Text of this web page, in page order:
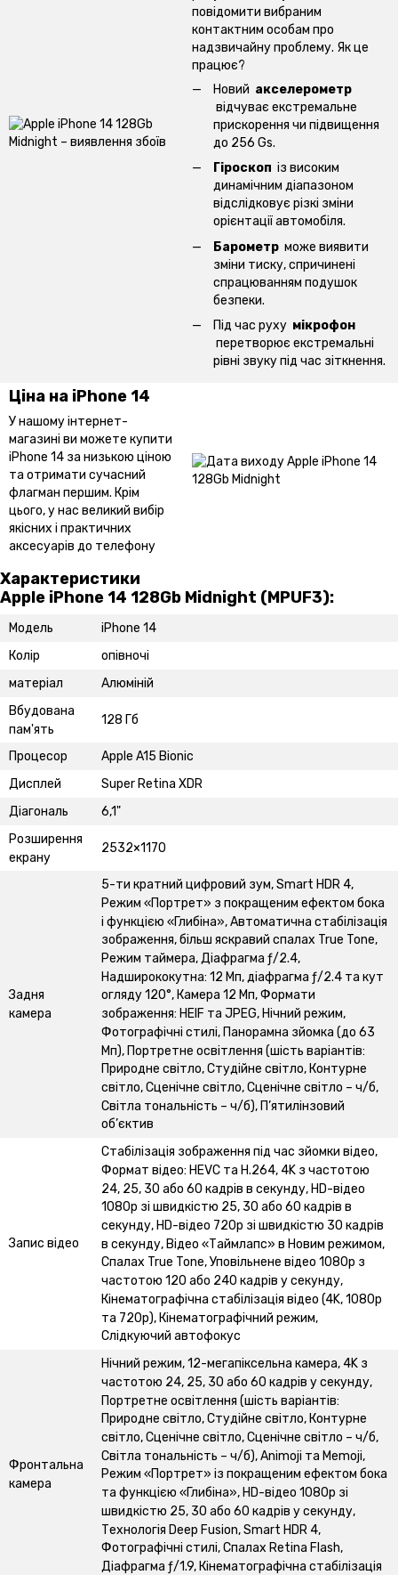
повідомити вибраним
контактним особам про
надзвичайну проблему. Як це
працює?
Новий акселерометр
відчуває екстремальне
прискорення чи підвищення
до 256 Gs.
Гіроскоп із високим
динамічним діапазоном
відслідковує різкі зміни
орієнтації автомобіля.
Барометр може виявити
зміни тиску, спричинені
спрацюванням подушок
безпеки.
Під час руху мікрофон
перетворює екстремальні
рівні звуку під час зіткнення.
Ціна на iPhone 14
У нашому інтернет-
магазині ви можете купити
iPhone 14 за низькою ціною
та отримати сучасний
флагман першим. Крім
цього, у нас великий вибір
якісних і практичних
аксесуарів до телефону
Характеристики
Apple iPhone 14 128Gb Midnight (MPUF3):
Модель
iPhone 14
Колір
опівночі
матеріал
Алюміній
Вбудована
пам'ять
128 Гб
Процесор
Apple A15 Bionic
Дисплей
Super Retina XDR
Діагональ
6,1"
Розширення
екрану
2532×1170
Задня
камера
5-ти кратний цифровий зум, Smart HDR 4,
Режим «Портрет» з покращеним ефектом бока
і функцією «Глибіна», Автоматична стабілізація
зображення, більш яскравий спалах True Tone,
Режим таймера, Діафрагма ƒ/2.4,
Надширококутна: 12 Мп, діафрагма ƒ/2.4 та кут
огляду 120°, Камера 12 Мп, Формати
зображення: HEIF та JPEG, Нічний режим,
Фотографічні стилі, Панорамна зйомка (до 63
Мп), Портретне освітлення (шість варіантів:
Природне світло, Студійне світло, Контурне
світло, Сценічне світло, Сценічне світло – ч/б,
Світла тональність – ч/б), П’ятилінзовий
об’єктив
Запис відео
Стабілізація зображення під час зйомки відео,
Формат відео: HEVC та H.264, 4K з частотою
24, 25, 30 або 60 кадрів в секунду, HD-відео
1080p зі швидкістю 25, 30 або 60 кадрів в
секунду, HD-відео 720p зі швидкістю 30 кадрів
в секунду, Відео «Таймлапс» в Новим режимом,
Спалах True Tone, Уповільнене відео 1080р з
частотою 120 або 240 кадрів у секунду,
Кінематографічна стабілізація відео (4K, 1080p
та 720p), Кінематографічний режим,
Слідкуючий автофокус
Фронтальна
камера
Нічний режим, 12-мегапіксельна камера, 4K з
частотою 24, 25, 30 або 60 кадрів у секунду,
Портретне освітлення (шість варіантів:
Природне світло, Студійне світло, Контурне
світло, Сценічне світло, Сценічне світло – ч/б,
Світла тональність – ч/б), Animoji та Memoji,
Режим «Портрет» із покращеним ефектом бока
та функцією «Глибіна», HD-відео 1080p зі
швидкістю 25, 30 або 60 кадрів у секунду,
Технологія Deep Fusion, Smart HDR 4,
Фотографічні стилі, Спалах Retina Flash,
Діафрагма ƒ/1.9, Кінематографічна стабілізація